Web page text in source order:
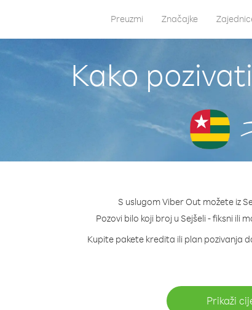
Preuzmi Značajke
Kako
S uslugom Viber Out možete iz
Pozovi bilo koji broj u Sejšeli - fiksni ili
Kupite pakete kredita ili plan pozivanja
Prikaži